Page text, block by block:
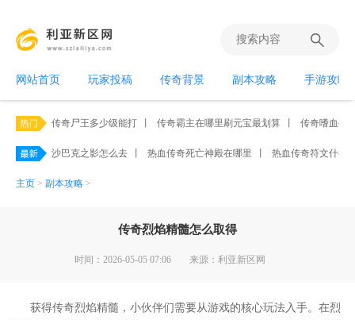
网站首页 玩家投稿 传奇背景 副本攻略 手游攻略
传奇尸王多少级能打 传奇霸主在哪里刷元宝最划算 传奇嗜血手
沙巴克之影怎么去 热血传奇死亡神殿在哪里 热血传奇符文什么
主页 > 副本攻略 >
传奇烈焰精髓怎么取得
时间：2026-05-05 07:06 来源：利亚新区网
获得传奇烈焰精髓，小伙伴们需要从游戏的核心玩法入手。在烈